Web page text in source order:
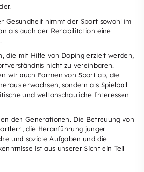
Gesundheit nimmt der Sport sowohl im
als auch der Rehabilitation eine
die mit Hilfe von Doping erzielt werden,
nicht zu vereinbaren.
wir auch Formen von Sport ab, die
erwachsen, sondern als Spielball
und weltanschauliche Interessen
den Generationen. Die Betreuung von
die Heranführung junger
und soziale Aufgaben und die
ist aus unserer Sicht ein Teil